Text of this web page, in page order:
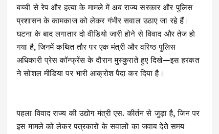
बच्ची से रेप और हत्या के मामले में अब राज्य सरकार और पुलिस
प्रशासन के कामकाज को लेकर गंभीर सवाल उठाए जा रहे हैं।
घटना के बाद लगातार दो वीडियो जारी होने से विवाद और तेज हो
गया है, जिनमें कथित तौर पर एक मंत्री और वरिष्ठ पुलिस
अधिकारी प्रेस कॉन्फ्रेंस के दौरान मुस्कुराते हुए दिखे—इस हरकत
ने सोशल मीडिया पर भारी आक्रोश पैदा कर दिया है।
पहला विवाद राज्य की उद्योग मंत्री एस. कीर्तन से जुड़ा है, जिन पर
इस मामले को लेकर पत्रकारों के सवालों का जवाब देते समय